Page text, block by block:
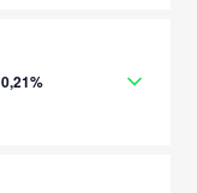
0,21%